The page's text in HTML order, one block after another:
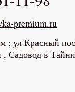
premium.ru
ул Красный
Садовод в